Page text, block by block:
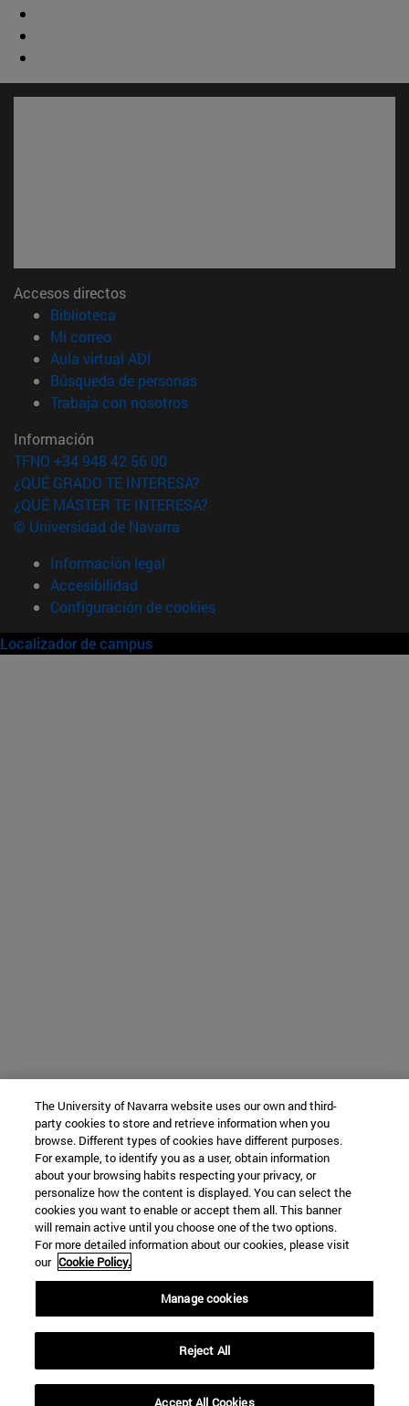
Accesos directos
Biblioteca
Mi correo(abre en nueva ventana)
Aula virtual ADI
Búsqueda de personas(abre en nueva ventana)
Trabaja con nosotros(abre en nueva ventana)
Información
TFNO +34 948 42 56 00
¿QUÉ GRADO TE INTERESA?
¿QUÉ MÁSTER TE INTERESA?
© Universidad de Navarra
Información legal
Accesibilidad
Configuración de cookies
Localizador de campus
The University of Navarra website uses our own and third-
party cookies to store and retrieve information when you
browse. Different types of cookies have different purposes.
For example, to identify you as a user, obtain information
about your browsing habits respecting your privacy, or
personalize how the content is displayed. You can select the
cookies you want to enable or accept them all. This banner
will remain active until you choose one of the two options.
For more detailed information about our cookies, please visit
our Cookie Policy.
Manage cookies
Reject All
Accept All Cookies